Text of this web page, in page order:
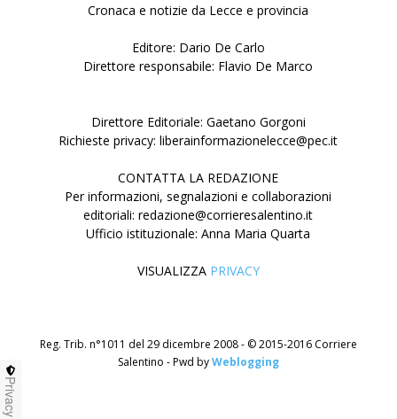
Cronaca e notizie da Lecce e provincia
Editore: Dario De Carlo
Direttore responsabile: Flavio De Marco
Direttore Editoriale: Gaetano Gorgoni
Richieste privacy: liberainformazionelecce@pec.it
CONTATTA LA REDAZIONE
Per informazioni, segnalazioni e collaborazioni
editoriali: redazione@corrieresalentino.it
Ufficio istituzionale: Anna Maria Quarta
VISUALIZZA PRIVACY
Reg. Trib. n°1011 del 29 dicembre 2008 - © 2015-2016 Corriere
Salentino - Pwd byWeblogging
Privacy